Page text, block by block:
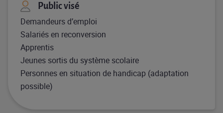
Public visé
Demandeurs d’emploi
Salariés en reconversion
Apprentis
Jeunes sortis du système scolaire
Personnes en situation de handicap (adaptation
possible)